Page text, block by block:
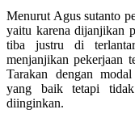
Menurut Agus sutanto
yaitu karena dijanjikan
tiba justru di
menjanjikan pekerjaan
Tarakan dengan
yang baik tetapi tidak
diinginkan.